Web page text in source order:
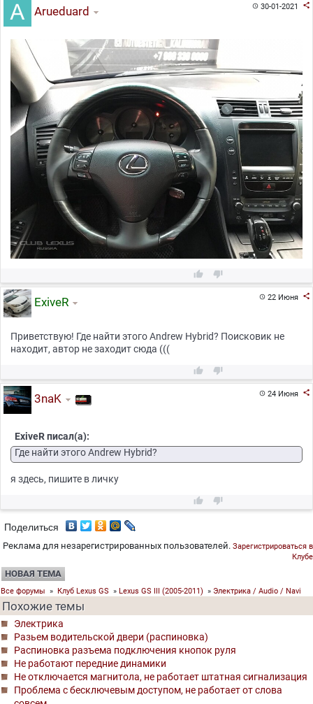
30-01-2021 
Arueduard
 
22 Июня 
ExiveR
Приветствую! Где найти этого Andrew Hybrid? Поисковик не
находит, автор не заходит сюда (((
 
24 Июня 
3naK
ExiveR писал(а):
Где найти этого Andrew Hybrid?
я здесь, пишите в личку
 
Поделиться
Реклама для незарегистрированных пользователей. Зарегистрироваться в
Клубе
НОВАЯ ТЕМА
Все форумы » Клуб Lexus GS » Lexus GS III (2005-2011) » Электрика / Audio / Navi
Похожие темы
Электрика
Разьем водительской двери (распиновка)
Распиновка разъема подключения кнопок руля
Не работают передние динамики
Не отключается магнитола, не работает штатная сигнализация
Проблема с бесключевым доступом, не работает от слова